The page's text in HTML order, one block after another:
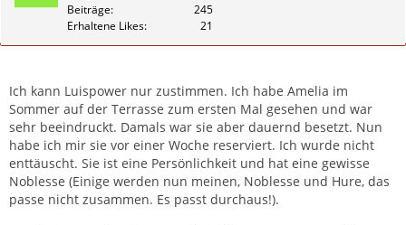
Beiträge
245
Erhaltene Likes
21
Ich kann Luispower nur zustimmen. Ich habe Amelia im
Sommer auf der Terrasse zum ersten Mal gesehen und war
sehr beeindruckt. Damals war sie aber dauernd besetzt. Nun
habe ich mir sie vor einer Woche reserviert. Ich wurde nicht
enttäuscht. Sie ist eine Persönlichkeit und hat eine gewisse
Noblesse (Einige werden nun meinen, Noblesse und Hure, das
passe nicht zusammen. Es passt durchaus!).